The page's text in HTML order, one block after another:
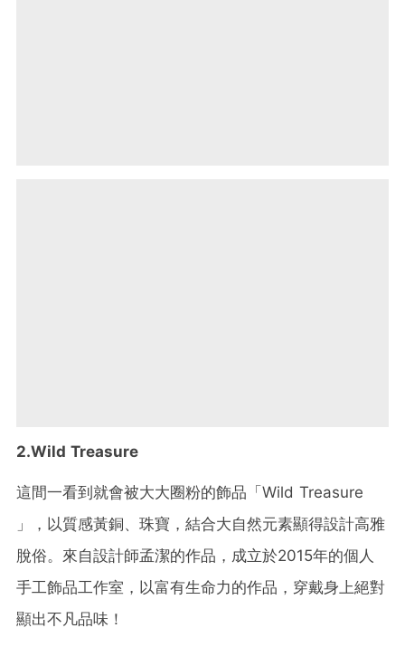
2.Wild Treasure
這間一看到就會被大大圈粉的飾品「Wild Treasure
」，以質感黃銅、珠寶，結合大自然元素顯得設計高雅
脫俗。來自設計師孟潔的作品，成立於2015年的個人
手工飾品工作室，以富有生命力的作品，穿戴身上絕對
顯出不凡品味！